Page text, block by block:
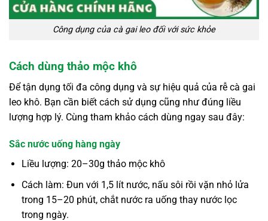
Công dụng của cà gai leo đối với sức khỏe
Cách dùng thảo mộc khô
Để tận dụng tối đa công dụng và sự hiệu quả của rễ cà gai
leo khô. Bạn cần biết cách sử dụng cũng như đúng liều
lượng hợp lý. Cùng tham khảo cách dùng ngay sau đây:
Sắc nước uống hàng ngày
Liều lượng: 20–30g thảo mộc khô
Cách làm: Đun với 1,5 lít nước, nấu sôi rồi vặn nhỏ lửa
trong 15–20 phút, chắt nước ra uống thay nước lọc
trong ngày.